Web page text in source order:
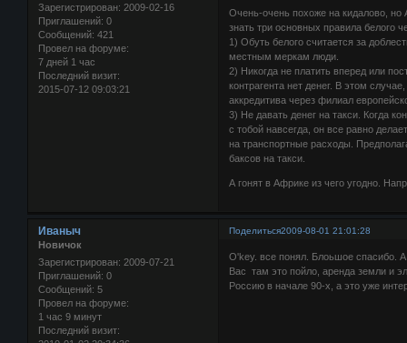
Зарегистрирован: 2009-02-16
Приглашений: 0
Сообщений: 421
Провел на форуме:
7 дней 1 час
Последний визит:
2015-07-12 09:03:21
Очень-очень похоже на кидалово,
знать три основных правила белого
1) Обуть белого считается за
местным меркам люди.
2) Никогда не платить вперед или
контрагента нет денег. В этом
аккредитива через филиал
3) Не давать денег на такси. Когда
с тобой навсегда, он все равно
на транспортные расходы.
баксов на такси.
А гонят в Африке из чего угодно.
Поделиться2009-08-01 21:01:28
Иваныч
Новичок
Зарегистрирован: 2009-07-21
Приглашений: 0
Сообщений: 5
Провел на форуме:
1 час 9 минут
Последний визит:
О'key. все понял. Блоьшое спасибо. А
Вас там это пойло, аренда земли и
Россию в начале 90-х, а это уже